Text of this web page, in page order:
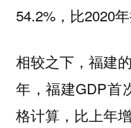
54.2%，比2020
相较之下，福建
年，福建GDP首
格计算，比上年增